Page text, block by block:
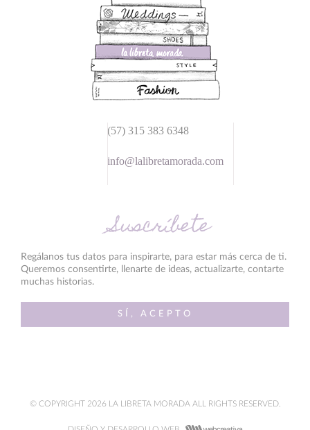
(57) 315 383 6348
info@lalibretamorada.com
Suscríbete
Regálanos tus datos para inspirarte, para estar más cerca de ti.
Queremos consentirte, llenarte de ideas, actualizarte, contarte
muchas historias.
SÍ, ACEPTO
© COPYRIGHT 2026 LA LIBRETA MORADA ALL RIGHTS RESERVED.